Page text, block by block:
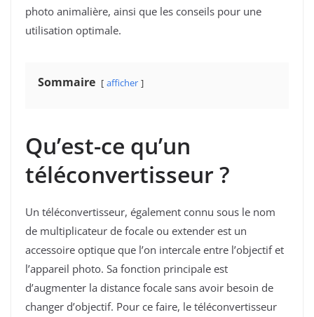
photo animalière, ainsi que les conseils pour une
utilisation optimale.
Sommaire afficher
Qu’est-ce qu’un
téléconvertisseur ?
Un téléconvertisseur, également connu sous le nom
de multiplicateur de focale ou extender est un
accessoire optique que l’on intercale entre l’objectif et
l’appareil photo. Sa fonction principale est
d’augmenter la distance focale sans avoir besoin de
changer d’objectif. Pour ce faire, le téléconvertisseur